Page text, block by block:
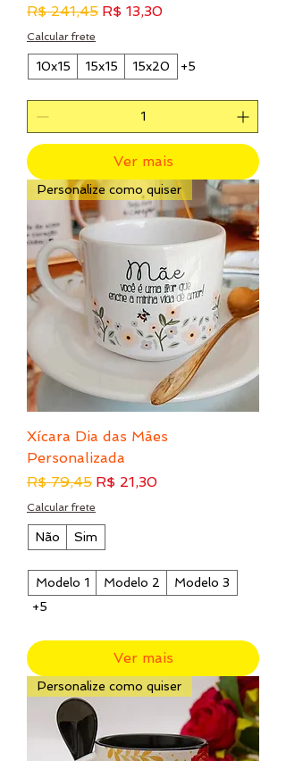
Preço normal
R$ 241,45 Preço promocional
R$ 13,30
Calcular frete
10x15 15x15 15x20 +5
Ver mais
Personalize como quiser
Xícara Dia das Mães
Personalizada
Preço normal
R$ 79,45 Preço promocional
R$ 21,30
Calcular frete
Não Sim
Modelo 1 Modelo 2
Modelo 3
+5
Ver mais
Personalize como quiser